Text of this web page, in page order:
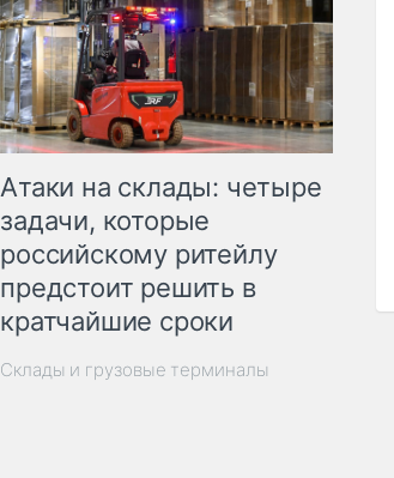
Атаки на склады: четыре
задачи, которые
российскому ритейлу
предстоит решить в
кратчайшие сроки
Склады и грузовые терминалы